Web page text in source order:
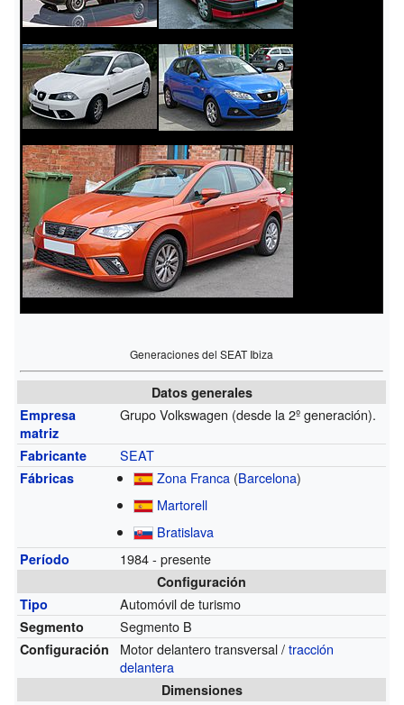
Generaciones del SEAT Ibiza
Datos generales
Empresa
matriz
Grupo Volkswagen (desde la 2º generación).
Fabricante SEAT
Fábricas Zona Franca(Barcelona)
Martorell
Bratislava
Período 1984 - presente
Configuración
Tipo
Automóvil de turismo
Segmento Segmento B
Configuración Motor delantero transversal /tracción
delantera
Dimensiones